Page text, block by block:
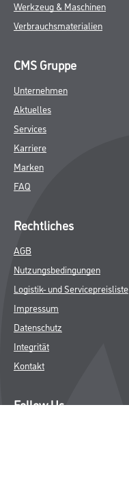
Werkzeug & Maschinen
Verbrauchsmaterialien
CMS Gruppe
Unternehmen
Aktuelles
Services
Karriere
Marken
FAQ
Rechtliches
AGB
Nutzungsbedingungen
Logistik- und Servicepreisliste
Impressum
Datenschutz
Integrität
Kontakt
Follow Us